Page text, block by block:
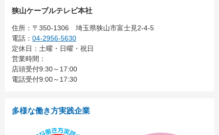
狭山ケーブルテレビ本社
住所： 〒350-1306 埼玉県狭山市富士見2-4-5
電話： 04-2956-5630
定休日：土曜・日曜・祝日
営業時間：
店頭受付9:30～17:00
電話受付9:00～17:30
多様な働き方実践企業